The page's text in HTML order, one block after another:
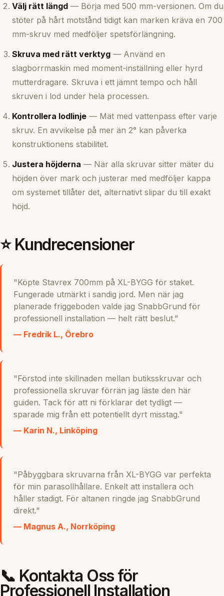
Välj rätt längd — Börja med 500 mm-versionen. Om du
stöter på hårt motstånd tidigt kan marken kräva en 700
mm-skruv med medföljer spetsförlängning.
Skruva med rätt verktyg — Använd en
slagborrmaskin med moment-inställning eller hyrd
mutterdragare. Skruva i ett jämnt tempo och håll
skruven i lod under hela processen.
Kontrollera lodlinje — Mät med vattenpass efter varje
skruv. En avvikelse på mer än 2° kan påverka
konstruktionens stabilitet.
Justera höjderna — När alla skruvar sitter mäter du
höjden över mark och justerar med medföljer kappa
om systemet tillåter det, alternativt slipar du till exakt
höjd.
⭐ Kundrecensioner
"Köpte Stavrex 700mm på XL-BYGG för staket.
Fungerade utmärkt i sandig jord. Men när jag
planerade friggeboden valde jag SnabbGrund för
professionell installation — helt rätt beslut."
— Fredrik L., Örebro
"Förstod inte skillnaden mellan butiksskruvar och
professionella skruvar förrän jag läste den här
guiden. Tack för att ni förklarar det tydligt —
sparade mig från ett potentiellt dyrt misstag."
— Karin N., Linköping
"Påbyggbara skruvarna från XL-BYGG var perfekta
för min parasollhållare. Enkelt att installera och
håller stadigt. För altanen ringde jag SnabbGrund
direkt."
— Magnus A., Norrköping
📞 Kontakta Oss för
Professionell Installation